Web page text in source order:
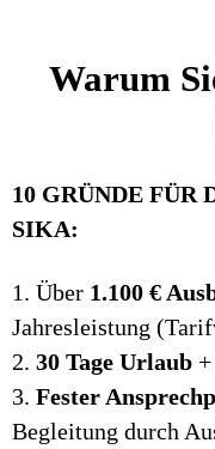
Warum
10 GRÜNDE FÜR
SIKA:
1. Über 1.100 €
Jahresleistung
2. 30 Tage Urlaub
3. Fester
Begleitung durch